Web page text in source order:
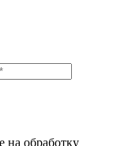
на обработку